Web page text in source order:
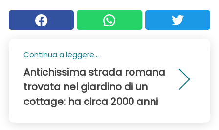
Continua a leggere...
Antichissima strada romana
trovata nel giardino di un
cottage: ha circa 2000 anni